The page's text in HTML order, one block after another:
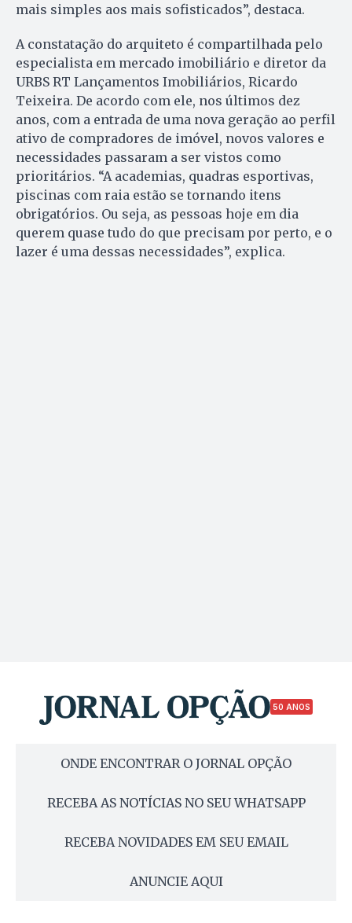
mais simples aos mais sofisticados”, destaca.
A constatação do arquiteto é compartilhada pelo
especialista em mercado imobiliário e diretor da
URBS RT Lançamentos Imobiliários, Ricardo
Teixeira. De acordo com ele, nos últimos dez
anos, com a entrada de uma nova geração ao perfil
ativo de compradores de imóvel, novos valores e
necessidades passaram a ser vistos como
prioritários. “A academias, quadras esportivas,
piscinas com raia estão se tornando itens
obrigatórios. Ou seja, as pessoas hoje em dia
querem quase tudo do que precisam por perto, e o
lazer é uma dessas necessidades”, explica.
50 ANOS
ONDE ENCONTRAR O JORNAL OPÇÃO
RECEBA AS NOTÍCIAS NO SEU WHATSAPP
RECEBA NOVIDADES EM SEU EMAIL
ANUNCIE AQUI